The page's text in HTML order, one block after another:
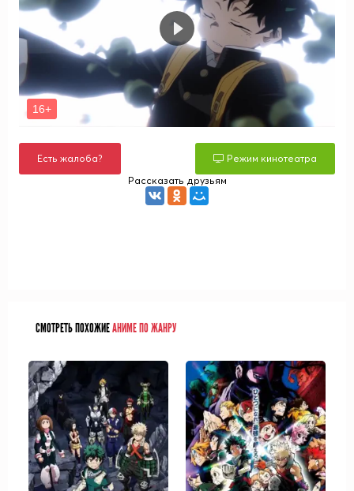
Есть жалоба?
Режим кинотеатра
Рассказать друзьям
СМОТРЕТЬ ПОХОЖИЕАНИМЕ ПО ЖАНРУ